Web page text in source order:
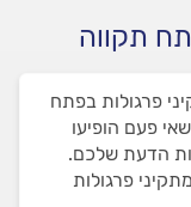
תקווה
תוכלו למצוא 11 מתקיני פרגולות בפתח
פרגולות שאי פעם הופיעו
הדעת שלכם.
פרגולות